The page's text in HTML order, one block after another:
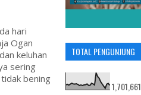
hari
Ogan
keluhan
sering
bening
TOTAL PENGUNJUNG
1,701,661